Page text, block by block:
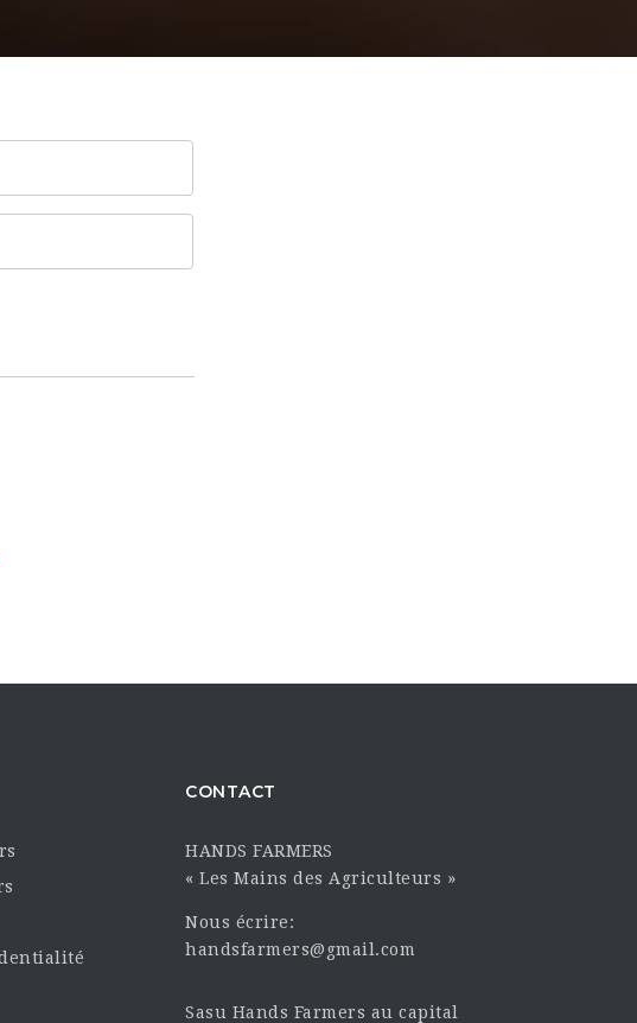
CONTACT
HANDS FARMERS
« Les Mains des Agriculteurs »
Nous écrire:
handsfarmers@gmail.com
Sasu Hands Farmers au capital